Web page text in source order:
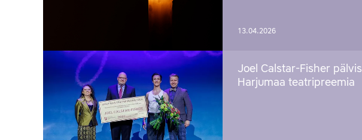
13.04.2026
Joel Calstar-Fisher pälvis
Harjumaa teatripreemia